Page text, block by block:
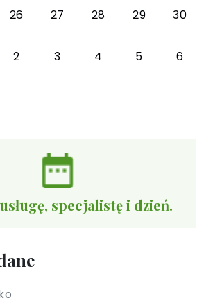
26 27 28 29 30
2 3 4 5 6
specjalistę i dzień.